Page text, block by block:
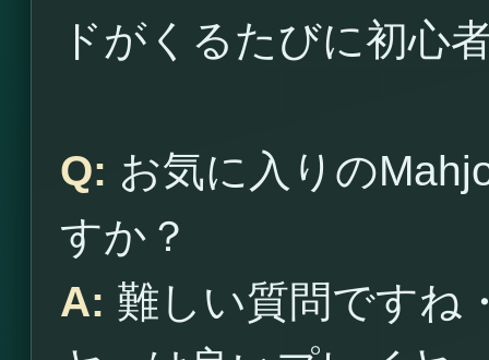
ドがくるたびに初心
Q: お気に入りの
すか？
A: 難しい質問ですね